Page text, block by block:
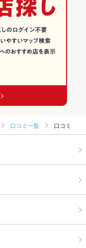
ランキング
ング
口コミ一覧 口コミ